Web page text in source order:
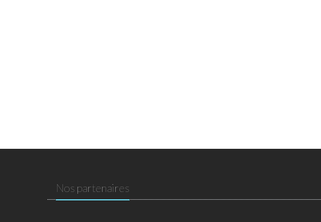
Nos partenaires